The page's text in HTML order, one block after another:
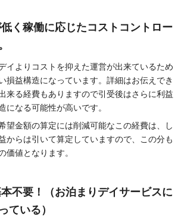
く稼働に応じたコストコントロー
イよりコストを抑えた運営が出来ているため
損益構造になっています。詳細はお伝えでき
来る経費もありますので引受後はさらに利益
になる可能性が高いです。
望金額の算定には削減可能なこの経費は、し
からは引いて算定していますので、この分も
価値となります。
不要！（お泊まりデイサービスに
ている）